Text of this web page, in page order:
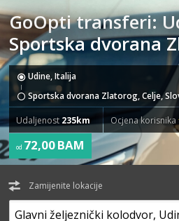
GoOpti transferi:
Sportska dvorana
Udine, Italija
Sportska dvorana Zlatorog, Celje,
Udaljenost 235km Ocjena korisnika
od 72,00 BAM
Zamijenite lokacije